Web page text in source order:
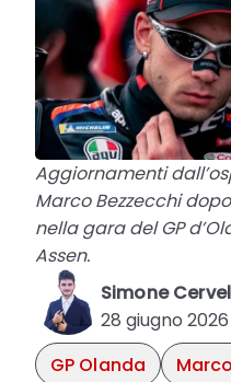
Aggiornamenti
Marco Bezzecchi
nella gara del GP
Assen.
Simone
28 giugno 2026
GP Olanda